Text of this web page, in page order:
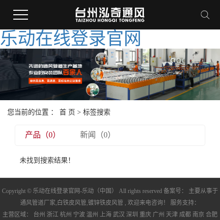
乐动在线登录官网
您当前的位置 ： 首 页 > 标签搜索
产品（0） 新闻（0）
未找到搜索结果！
Copyright © 乐动在线登录官网-乐动（中国） All rights reserved 备案号： 主要从事于
通风管道厂家, 白铁皮风管,镀锌铁皮风管 , 欢迎来电咨询！ 服务支持：
主营区域： 台州 浙江 杭州 宁波 温州 上海 武汉 深圳 重庆 广州 天津 成都 南京 合肥